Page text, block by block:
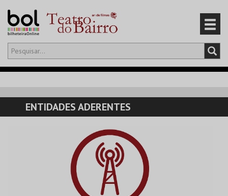
Olá,iniciar sessão
CARRINHO
EVENTOS
ENTIDADES ADERENTES